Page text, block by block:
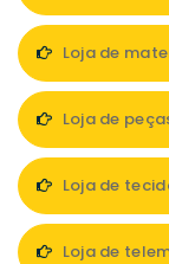
Loja de
Loja de
Loja de
Loja de